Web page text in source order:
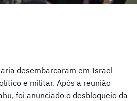
desembarcaram em Israel
e militar. Após a reunião
foi anunciado o desbloqueio da